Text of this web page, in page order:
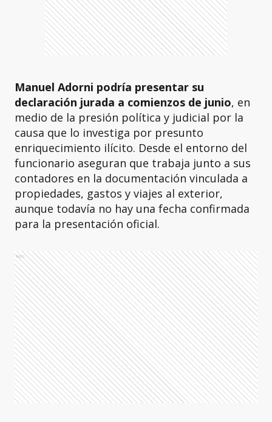
Manuel Adorni podría presentar su
declaración jurada a comienzos de junio, en
medio de la presión política y judicial por la
causa que lo investiga por presunto
enriquecimiento ilícito. Desde el entorno del
funcionario aseguran que trabaja junto a sus
contadores en la documentación vinculada a
propiedades, gastos y viajes al exterior,
aunque todavía no hay una fecha confirmada
para la presentación oficial.
Ads